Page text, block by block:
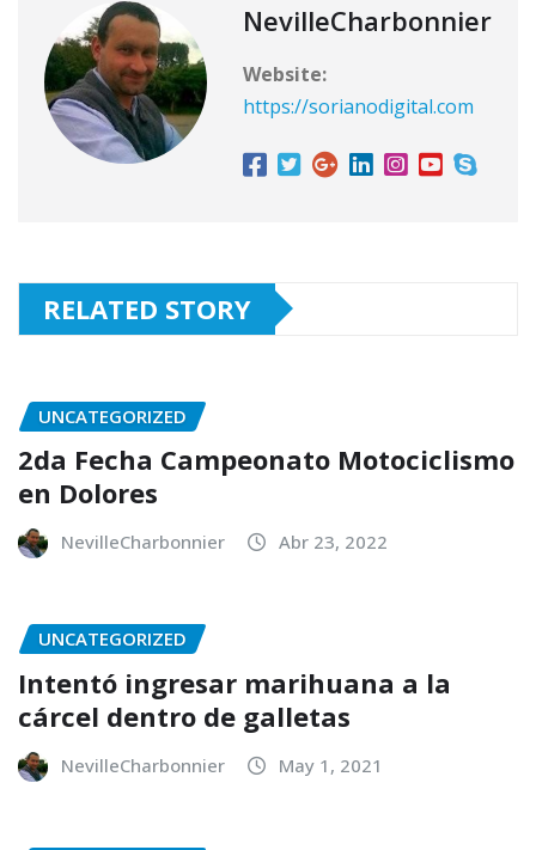
NevilleCharbonnier
Website:
https://sorianodigital.com
RELATED STORY
UNCATEGORIZED
2da Fecha Campeonato Motociclismo
en Dolores
NevilleCharbonnier Abr 23, 2022
UNCATEGORIZED
Intentó ingresar marihuana a la
cárcel dentro de galletas
NevilleCharbonnier May 1, 2021